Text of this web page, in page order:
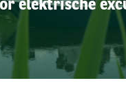
elektrische